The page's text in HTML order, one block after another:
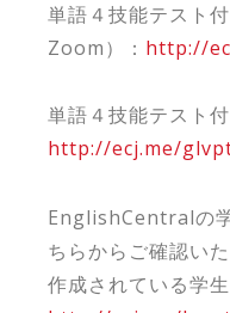
単語４技能テスト
Zoom）： http://
単語４技能テスト
http://ecj.me/
EnglishCentralの
ちらからご確認い
作成されている学